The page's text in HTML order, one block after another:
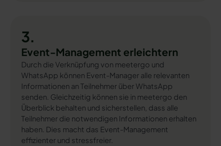
3.
Event-Management erleichtern
Durch die Verknüpfung von meetergo und
WhatsApp können Event-Manager alle relevanten
Informationen an Teilnehmer über WhatsApp
senden. Gleichzeitig können sie in meetergo den
Überblick behalten und sicherstellen, dass alle
Teilnehmer die notwendigen Informationen erhalten
haben. Dies macht das Event-Management
effizienter und stressfreier.